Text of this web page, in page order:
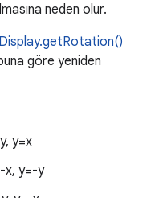
neden olur.
Display.getRotation()
göre yeniden
y=x
x, y=-y